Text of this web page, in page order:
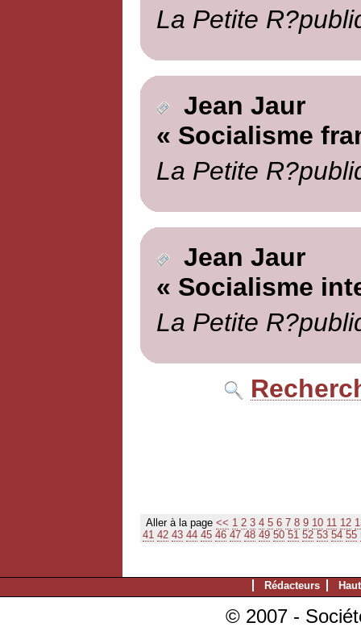
La Petite
Jean Jaur
« Socialisme
La Petite
Jean Jaur
« Socialisme
La Petite
Aller à la page << 1 2 3 4 5 6 7 8 9 10 11 12
41 42 43 44 45 46 47 48 49 50 51 52 53 54 55
Rédacteurs
© 2007 -